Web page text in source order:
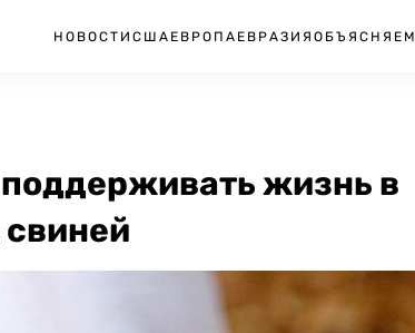
НОВОСТИ США ЕВРОПА ЕВРАЗИЯ ОБЪЯСНЯЕМ
жизнь в